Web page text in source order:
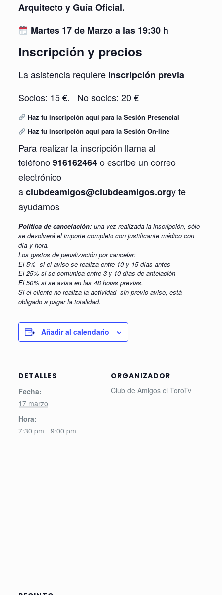
Arquitecto y Guía Oficial.
Martes 17 de Marzo a las 19:30 h
Inscripción y precios
La asistencia requiere inscripción previa
Socios: 15 €. No socios: 20 €
Haz tu inscripción aquí para la Sesión Presencial
Haz tu inscripción aquí para la Sesión On-line
Para realizar la inscripción llama al
teléfono916162464o escribe un correo
electrónico
aclubdeamigos@clubdeamigos.orgy te
ayudamos
Política de cancelación:una vez realizada la inscripción, sólo
se devolverá el importe completo con justificante médico con
día y hora.
Los gastos de penalización por cancelar:
El 5% si el aviso se realiza entre 10 y 15 días antes
El 25% si se comunica entre 3 y 10 días de antelación
El 50% si se avisa en las 48 horas previas.
Si el cliente no realiza la actividad sin previo aviso, está
obligado a pagar la totalidad.
Añadir al calendario
DETALLES
Fecha:
17 marzo
Hora:
7:30 pm - 9:00 pm
ORGANIZADOR
Club de Amigos el ToroTv